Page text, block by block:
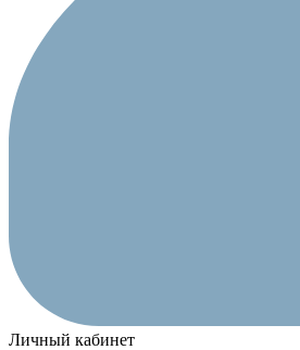
Личный кабинет